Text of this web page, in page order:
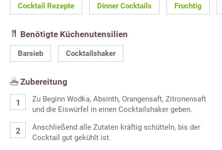
Cocktail Rezepte Dinner Cocktails Fruchtig
Benötigte Küchenutensilien
Barsieb Cocktailshaker
Zubereitung
Zu Beginn Wodka, Absinth, Orangensaft, Zitronensaft
und die Eiswürfel in einen Cocktailshaker geben.
Anschließend alle Zutaten kräftig schütteln, bis der
Cocktail gut gekühlt ist.